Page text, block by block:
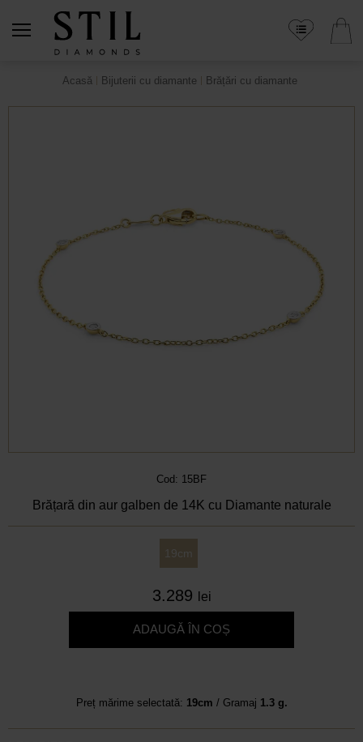
Acasă Bijuterii cu diamante Brățări cu diamante
Cod: 15BF
Brățară din aur galben de 14K cu Diamante naturale
19cm
3.289 lei
ADAUGĂ ÎN COȘ
Preț mărime selectată: 19cm / Gramaj 1.3 g.